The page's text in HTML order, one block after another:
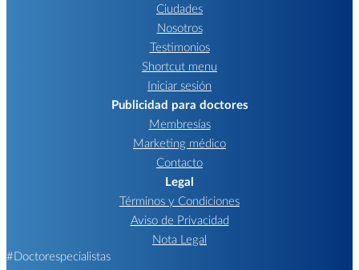
Ciudades
Nosotros
Testimonios
Shortcut menu
Iniciar sesión
Publicidad para doctores
Membresías
Marketing médico
Contacto
Legal
Términos y Condiciones
Aviso de Privacidad
Nota Legal
#Doctorespecialistas